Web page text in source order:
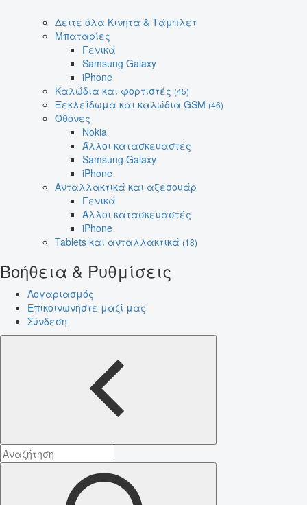
Δείτε όλα Κινητά & Τάμπλετ
Μπαταρίες
Γενικά
Samsung Galaxy
iPhone
Καλώδια και φορτιστές (45)
Ξεκλείδωμα και καλώδια GSM (46)
Οθόνες
Nokia
Άλλοι κατασκευαστές
Samsung Galaxy
iPhone
Ανταλλακτικά και αξεσουάρ
Γενικά
Άλλοι κατασκευαστές
iPhone
Tablets και ανταλλακτικά (18)
Βοήθεια & Ρυθμίσεις
Λογαριασμός
Επικοινωνήστε μαζί μας
Σύνδεση